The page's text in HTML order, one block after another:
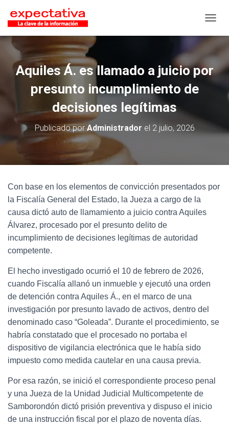
Aquiles Á. es llamado a juicio por
presunto incumplimiento de
decisiones legítimas
Publicado porAdministrador el 2 julio, 2026
Con base en los elementos de convicción presentados por
la Fiscalía General del Estado, la Jueza a cargo de la
causa dictó auto de llamamiento a juicio contra Aquiles
Álvarez, procesado por el presunto delito de
incumplimiento de decisiones legítimas de autoridad
competente.
El hecho investigado ocurrió el 10 de febrero de 2026,
cuando Fiscalía allanó un inmueble y ejecutó una orden
de detención contra Aquiles Á., en el marco de una
investigación por presunto lavado de activos, dentro del
denominado caso “Goleada”. Durante el procedimiento, se
habría constatado que el procesado no portaba el
dispositivo de vigilancia electrónica que le había sido
impuesto como medida cautelar en una causa previa.
Por esa razón, se inició el correspondiente proceso penal
y una Jueza de la Unidad Judicial Multicompetente de
Samborondón dictó prisión preventiva y dispuso el inicio
de una instrucción fiscal por el plazo de noventa días.